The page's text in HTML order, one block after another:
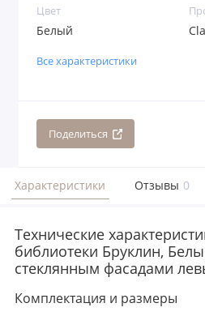
Цвет
Белый
Все характеристики
Поделиться
Характеристики Отзывы 0
Технические
библиотеки Бруклин,
стеклянным фасадами
Комплектация и размеры